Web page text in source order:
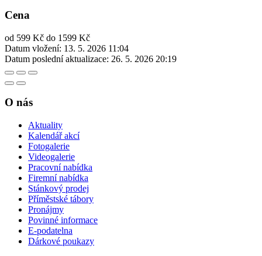
Cena
od 599 Kč do 1599 Kč
Datum vložení: 13. 5. 2026 11:04
Datum poslední aktualizace: 26. 5. 2026 20:19
O nás
Aktuality
Kalendář akcí
Fotogalerie
Videogalerie
Pracovní nabídka
Firemní nabídka
Stánkový prodej
Příměstské tábory
Pronájmy
Povinné informace
E-podatelna
Dárkové poukazy